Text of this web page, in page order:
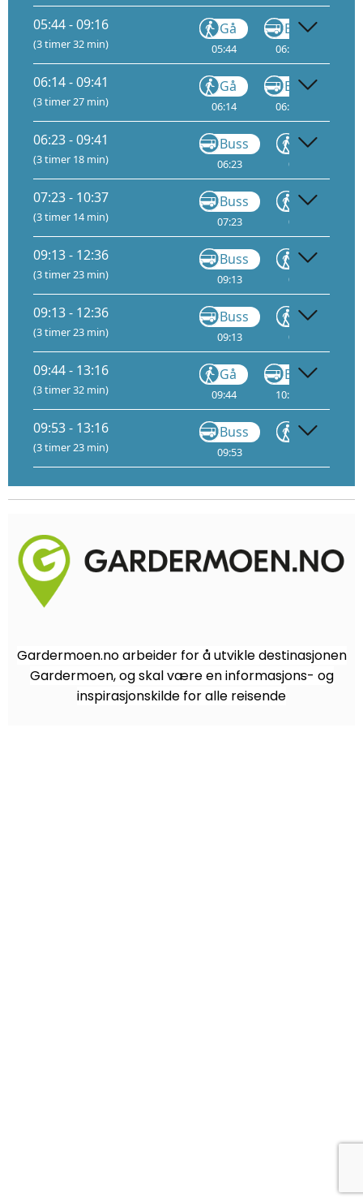
05:44 - 09:16
(3 timer 32 min)
Gå
05:44
Buss
06:26
06:14 - 09:41
(3 timer 27 min)
Gå
06:14
Buss
06:56
06:23 - 09:41
(3 timer 18 min)
Buss
06:23
Gå
06:39
07:23 - 10:37
(3 timer 14 min)
Buss
07:23
Gå
07:39
09:13 - 12:36
(3 timer 23 min)
Buss
09:13
Gå
09:29
09:13 - 12:36
(3 timer 23 min)
Buss
09:13
Gå
09:29
09:44 - 13:16
(3 timer 32 min)
Gå
09:44
Buss
10:26
09:53 - 13:16
(3 timer 23 min)
Buss
09:53
Gå
Gardermoen.no arbeider for å utvikle destinasjonen
Gardermoen, og skal være en informasjons- og
inspirasjonskilde for alle reisende